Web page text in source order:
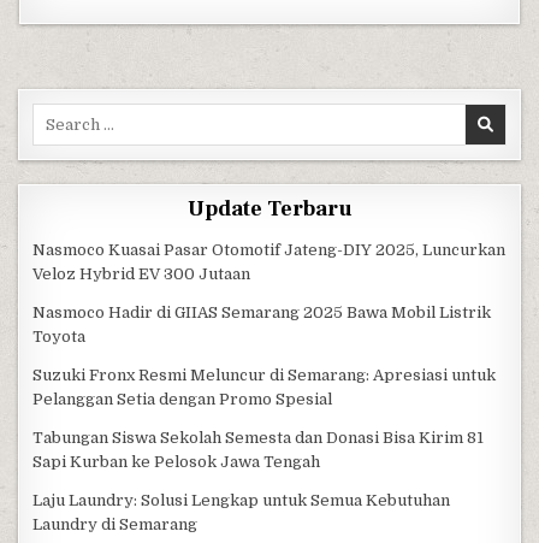
Update Terbaru
Nasmoco Kuasai Pasar Otomotif Jateng-DIY 2025, Luncurkan
Veloz Hybrid EV 300 Jutaan
Nasmoco Hadir di GIIAS Semarang 2025 Bawa Mobil Listrik
Toyota
Suzuki Fronx Resmi Meluncur di Semarang: Apresiasi untuk
Pelanggan Setia dengan Promo Spesial
Tabungan Siswa Sekolah Semesta dan Donasi Bisa Kirim 81
Sapi Kurban ke Pelosok Jawa Tengah
Laju Laundry: Solusi Lengkap untuk Semua Kebutuhan
Laundry di Semarang